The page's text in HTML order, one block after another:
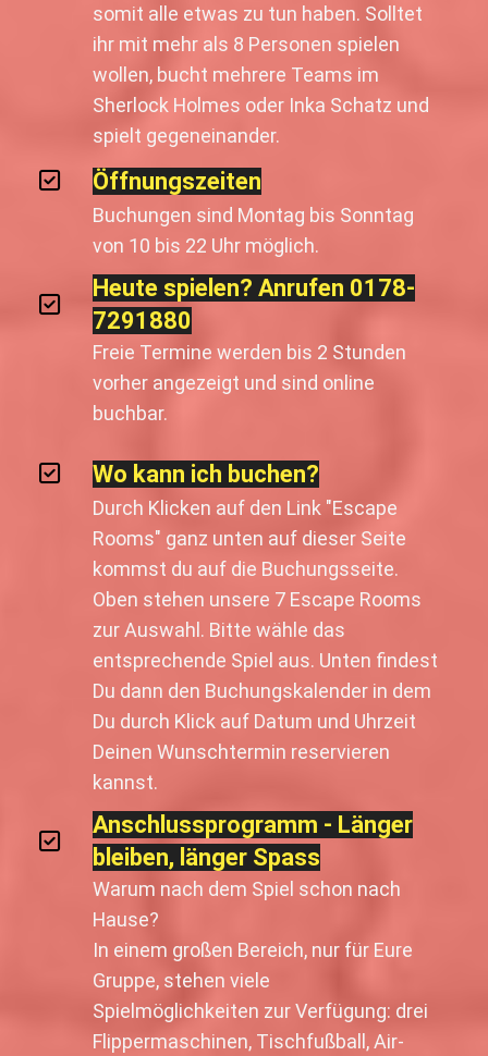
somit alle etwas zu tun haben. Solltet
ihr mit mehr als 8 Personen spielen
wollen, bucht mehrere Teams im
Sherlock Holmes oder Inka Schatz und
spielt gegeneinander.
Öffnungszeiten
Buchungen sind Montag bis Sonntag
von 10 bis 22 Uhr möglich.
Heute spielen? Anrufen 0178-
7291880
Freie Termine werden bis 2 Stunden
vorher angezeigt und sind online
buchbar.
Wo kann ich buchen?
Durch Klicken auf den Link "Escape
Rooms" ganz unten auf dieser Seite
kommst du auf die Buchungsseite.
Oben stehen unsere 7 Escape Rooms
zur Auswahl. Bitte wähle das
entsprechende Spiel aus. Unten findest
Du dann den Buchungskalender in dem
Du durch Klick auf Datum und Uhrzeit
Deinen Wunschtermin reservieren
kannst.
Anschlussprogramm - Länger
bleiben, länger Spass
Warum nach dem Spiel schon nach
Hause?
In einem großen Bereich, nur für Eure
Gruppe, stehen viele
Spielmöglichkeiten zur Verfügung: drei
Flippermaschinen, Tischfußball, Air-